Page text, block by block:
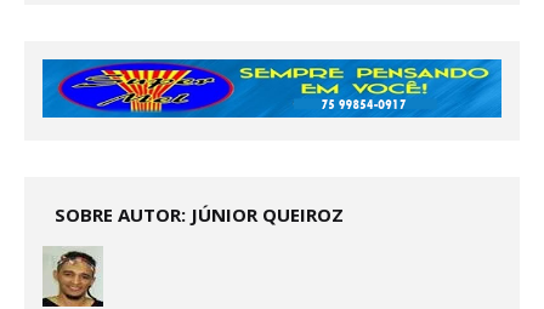
SOBRE AUTOR: JÚNIOR QUEIROZ